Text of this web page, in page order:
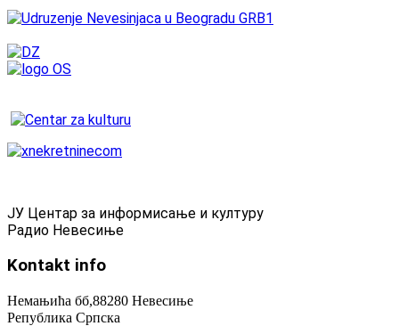
ЈУ Центар за информисање и културу
Радио Невесиње
Kontakt info
Немањића бб,88280 Невесиње
Република Српска